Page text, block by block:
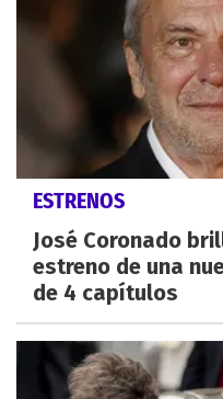
ESTRENOS
José Coronado
estreno de una
de 4 capítulos